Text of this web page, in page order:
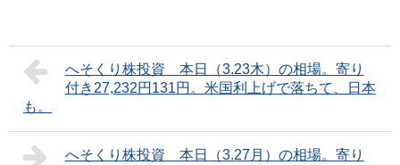
へそくり株投資 本日（3.23木）の相場。寄り
付き27,232円131円。米国利上げで落ちて、日本
も。
へそくり株投資 本日（3.27月）の相場。寄り